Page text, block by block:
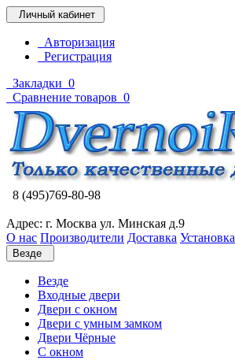
Личный кабинет
Авторизация
Регистрация
Закладки 0
Сравнение товаров 0
8 (495)769-80-98
Адрес: г. Москва ул. Минская д.9
О нас Производители Доставка Установка
Везде
Везде
Входные двери
Двери с окном
Двери с умным замком
Двери Чёрные
C окном